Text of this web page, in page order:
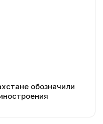
обозначили